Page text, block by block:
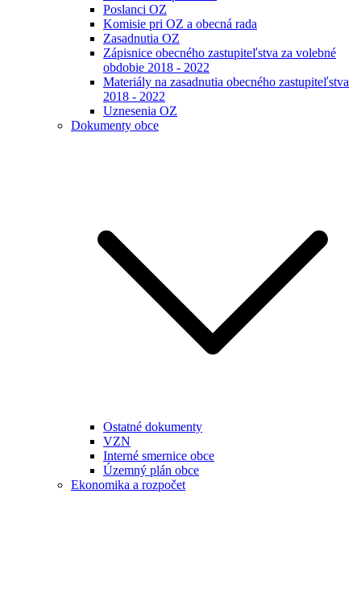
Poslanci OZ
Komisie pri OZ a obecná rada
Zasadnutia OZ
Zápisnice obecného zastupiteľstva za volebné
obdobie 2018 - 2022
Materiály na zasadnutia obecného zastupiteľstva
2018 - 2022
Uznesenia OZ
Dokumenty obce
Ostatné dokumenty
VZN
Interné smernice obce
Územný plán obce
Ekonomika a rozpočet